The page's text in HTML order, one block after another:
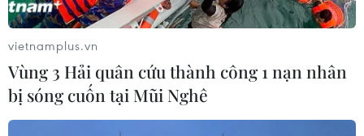
09/07/2019 07:57
Xem thêm
vietnamplus.vn
Vùng 3 Hải quân cứu thành công 1 nạn nhân
bị sóng cuốn tại Mũi Nghê